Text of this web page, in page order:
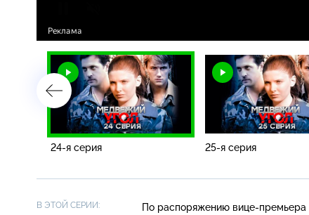
24-я серия 25-я серия
В ЭТОЙ СЕРИИ: По распоряжению вице-премьера